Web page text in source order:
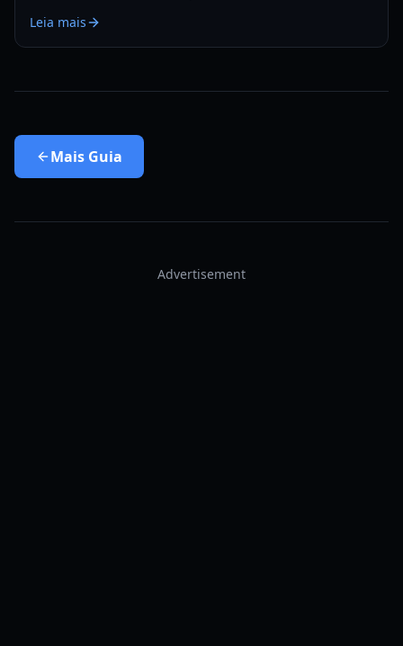
2026.
Leia mais
Mais Guia
Advertisement